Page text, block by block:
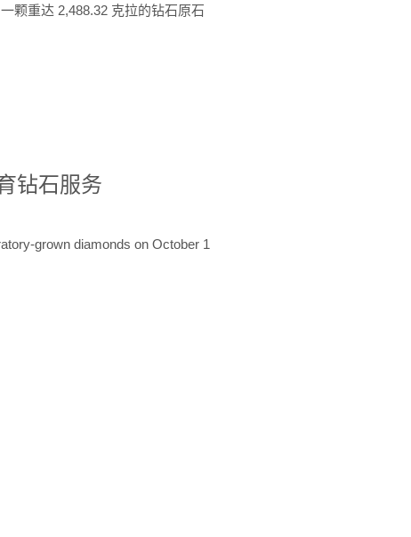
颗重达 2,488.32 克拉的钻石原石
钻石服务
grown diamonds on October 1